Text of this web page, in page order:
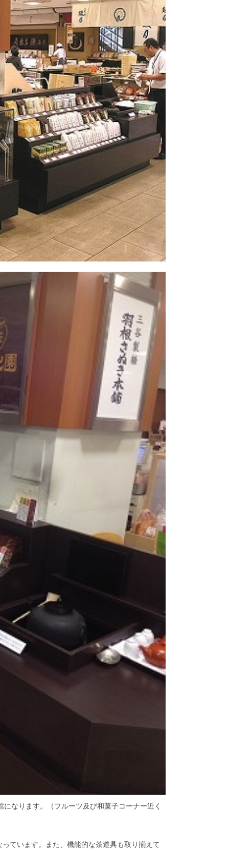
なります。（フルーツ及び和菓子コーナー近く
ています。また、機能的な茶道具も取り揃えて